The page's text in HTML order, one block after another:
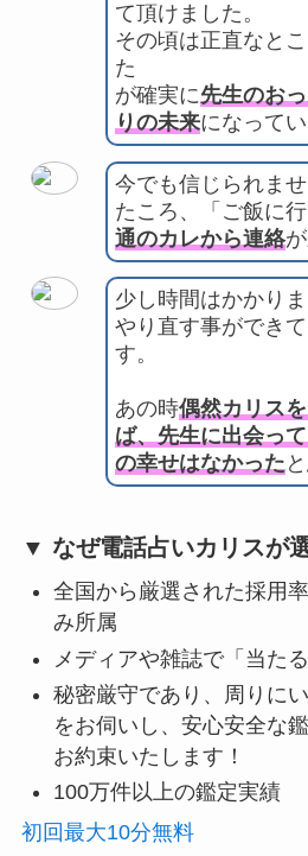
て頂けました。
その頃は正直なと
た
が確実に先生のお
りの未来になってい
今でも信じられま
たころ、「ご飯に
通のカレから連絡
少し時間はかかり
やり直す事ができ
す。
あの時偶然カリス
ば、先生に出会っ
の幸せはなかった
▼ なぜ電話占いカリスが
全国から厳選された採用
み所属
メディアや雑誌で「当た
秘密厳守であり、周りに
をお伺いし、安心安全な
お約束いたします！
100万件以上の鑑定実績
初回最大10分無料